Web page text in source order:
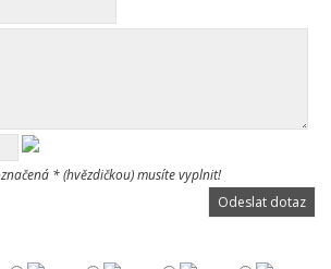
* (hvězdičkou) musíte vyplnit!